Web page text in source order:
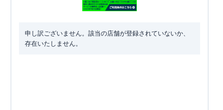
申し訳ございません。該当の店舗が登録されていないか、
存在いたしません。